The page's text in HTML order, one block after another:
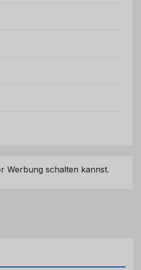
Werbung schalten kannst.